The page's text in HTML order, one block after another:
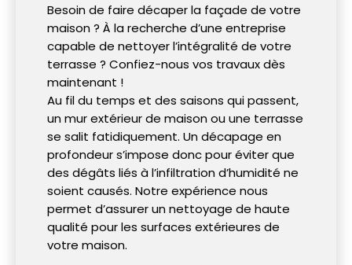
Besoin de faire décaper la façade de votre
maison ? À la recherche d’une entreprise
capable de nettoyer l’intégralité de votre
terrasse ? Confiez-nous vos travaux dès
maintenant !
Au fil du temps et des saisons qui passent,
un mur extérieur de maison ou une terrasse
se salit fatidiquement. Un décapage en
profondeur s’impose donc pour éviter que
des dégâts liés à l’infiltration d’humidité ne
soient causés. Notre expérience nous
permet d’assurer un nettoyage de haute
qualité pour les surfaces extérieures de
votre maison.